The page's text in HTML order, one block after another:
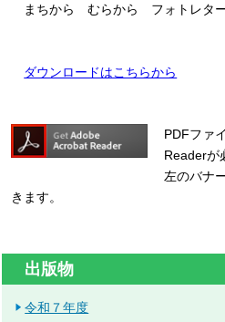
まちから むらから フォトレター
ダウンロードはこちらから
PDFファ
Readerが
左のバナ
きます。
出版物
令和７年度